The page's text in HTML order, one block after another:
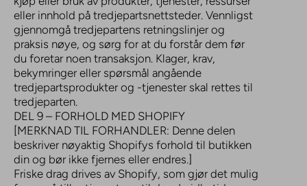
eller innhold på tredjepartsnettsteder. Vennligst
gjennomgå tredjepartens retningslinjer og
praksis nøye, og sørg for at du forstår dem før
du foretar noen transaksjon. Klager, krav,
bekymringer eller spørsmål angående
tredjepartsprodukter og -tjenester skal rettes til
tredjeparten.
DEL 9 – FORHOLD MED SHOPIFY
[MERKNAD TIL FORHANDLER: Denne delen
beskriver nøyaktig Shopifys forhold til butikken
din og bør ikke fjernes eller endres.]
Friske drag drives av Shopify, som gjør det mulig